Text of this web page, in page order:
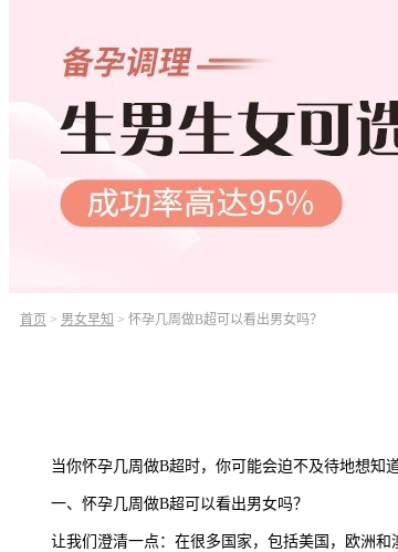
首页 > 男女早知 > 怀孕几周做B超可以看出男女吗？
当你怀孕几周做B超时，你可能会迫不及待地想知道
一、怀孕几周做B超可以看出男女吗？
让我们澄清一点：在很多国家，包括美国，欧洲和